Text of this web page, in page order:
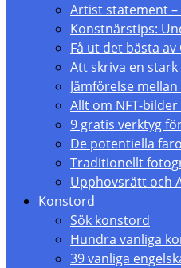
Artist statement –
Konstnärstips:
Få ut det bästa
Att skriva en
Jämförelse
Allt om NFT-
9 gratis verktyg
De potentiella
Traditionellt
Upphovsrätt och
Konstord
Sök konstord
Hundra vanliga
39 vanliga